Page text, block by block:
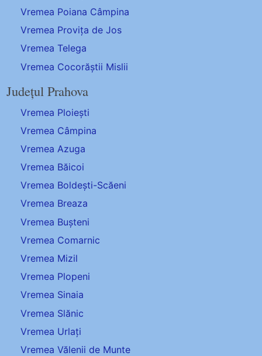
Vremea Poiana Câmpina
Vremea Provița de Jos
Vremea Telega
Vremea Cocorăștii Mislii
Județul Prahova
Vremea Ploiești
Vremea Câmpina
Vremea Azuga
Vremea Băicoi
Vremea Boldești-Scăeni
Vremea Breaza
Vremea Bușteni
Vremea Comarnic
Vremea Mizil
Vremea Plopeni
Vremea Sinaia
Vremea Slănic
Vremea Urlați
Vremea Vălenii de Munte